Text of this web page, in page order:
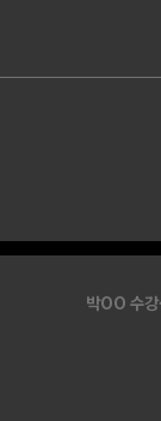
박OO 수